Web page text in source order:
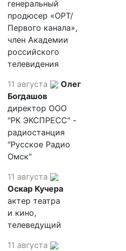
генеральный
продюсер «ОРТ/
Первого канала»,
член Академии
российского
телевидения
11 августа
Олег
Богдашов
директор ООО
"РК ЭКСПРЕСС" -
радиостанция
"Русское Радио
Омск"
11 августа
Оскар Кучера
актер театра
и кино,
телеведущий
11 августа